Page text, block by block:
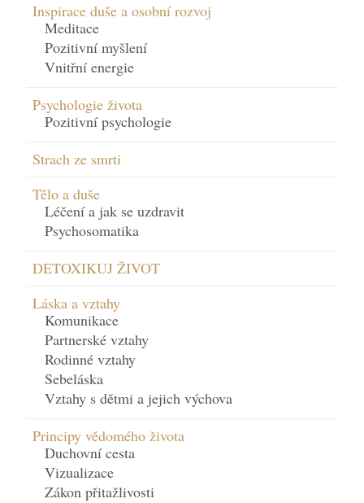
Inspirace duše a osobní rozvoj
Meditace
Pozitivní myšlení
Vnitřní energie
Psychologie života
Pozitivní psychologie
Strach ze smrti
Tělo a duše
Léčení a jak se uzdravit
Psychosomatika
DETOXIKUJ ŽIVOT
Láska a vztahy
Komunikace
Partnerské vztahy
Rodinné vztahy
Sebeláska
Vztahy s dětmi a jejich výchova
Principy vědomého života
Duchovní cesta
Vizualizace
Zákon přitažlivosti